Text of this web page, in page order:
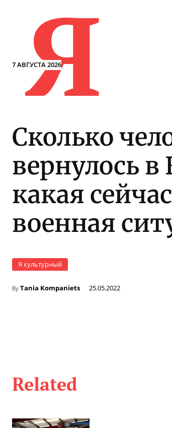
7 АВГУСТА 2026
Я
Сколько
вернулось в
какая сейчас
военная
Я культурный
By Tania Kompaniets 25.05.2022
Related